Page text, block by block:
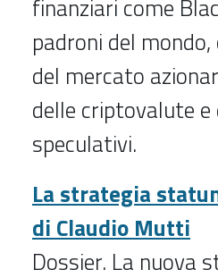
finanziari come
padroni del
del mercato
delle criptovalute e
speculativi.
La strategia
di Claudio Mutti
Dossier. La nuova